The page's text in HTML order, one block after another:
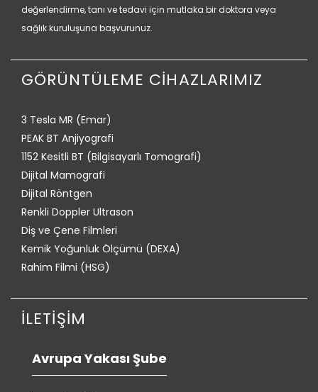
değerlendirme, tanı ve tedavi için mutlaka bir doktora veya
sağlık kuruluşuna başvurunuz.
GÖRÜNTÜLEME CİHAZLARIMIZ
3 Tesla MR (Emar)
PEAK BT Anjiyografi
1152 Kesitli BT (Bilgisayarlı Tomografi)
Dijital Mamografi
Dijital Röntgen
Renkli Doppler Ultrason
Diş ve Çene Filmleri
Kemik Yoğunluk Ölçümü (DEXA)
Rahim Filmi (HSG)
İLETİŞİM
Avrupa Yakası Şube